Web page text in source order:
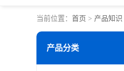
当前位置： 首页 > 产品知识
产品分类